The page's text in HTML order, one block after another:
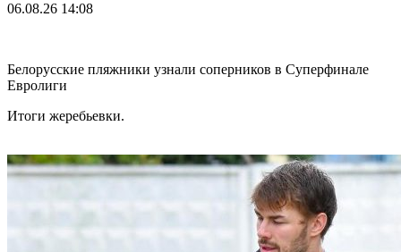
06.08.26 14:08
Белорусские пляжники узнали соперников в Суперфинале
Евролиги
Итоги жеребьевки.